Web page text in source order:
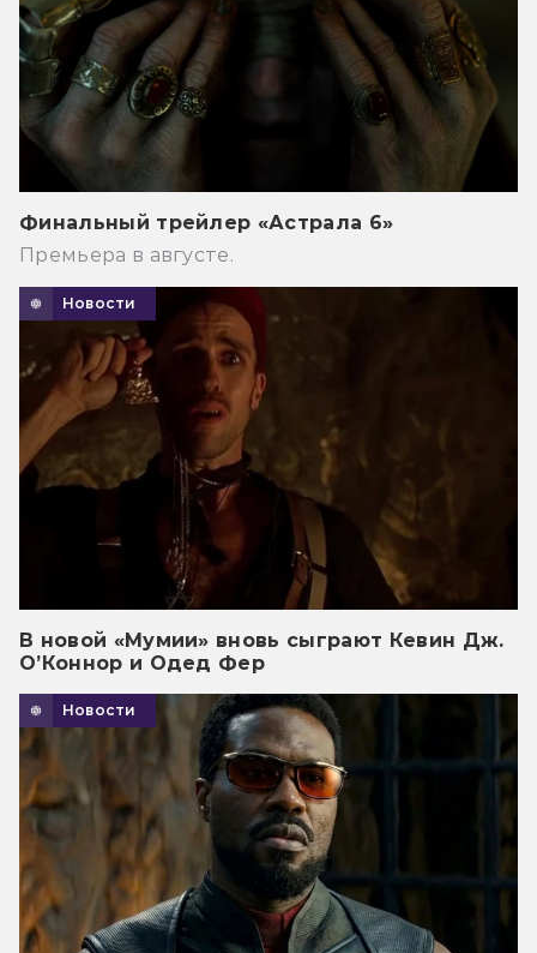
Финальный трейлер «Астрала 6»
Премьера в августе.
Новости
В новой «Мумии» вновь сыграют Кевин Дж.
О’Коннор и Одед Фер
Новости